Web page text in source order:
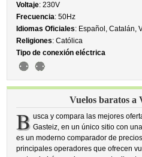
Voltaje: 230V
Frecuencia: 50Hz
Idiomas Oficiales: Español, Catalán,
Religiones: Católica
Tipo de conexión eléctrica
Vuelos baratos a
B usca y compara las mejores
Gasteiz, en un único sitio con
es un moderno comparador de
principales operadores que ofrecen